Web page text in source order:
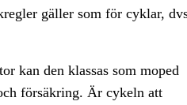
gäller som för cyklar,
kan den klassas som moped
försäkring. Är cykeln att